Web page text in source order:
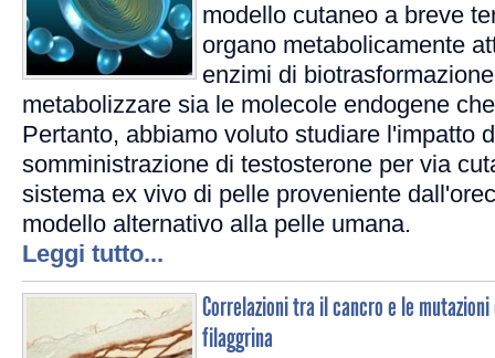
modello cutaneo a breve
organo metabolicamente
enzimi di
metabolizzare sia le molecole endogene
Pertanto, abbiamo voluto studiare l'impatto
somministrazione di testosterone per via
sistema ex vivo di pelle proveniente
modello alternativo alla pelle umana.
Leggi tutto...
Correlazioni tra il cancro e le
filaggrina